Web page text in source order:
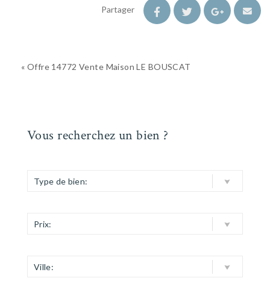
Partager
« Offre 14772 Vente Maison LE BOUSCAT
Vous recherchez un bien ?
Type de bien:
Prix:
Ville: